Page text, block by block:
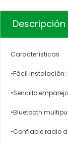
Descripción
Características
•Fácil
•Sencillo
•Bluetooth
•Confiable radio